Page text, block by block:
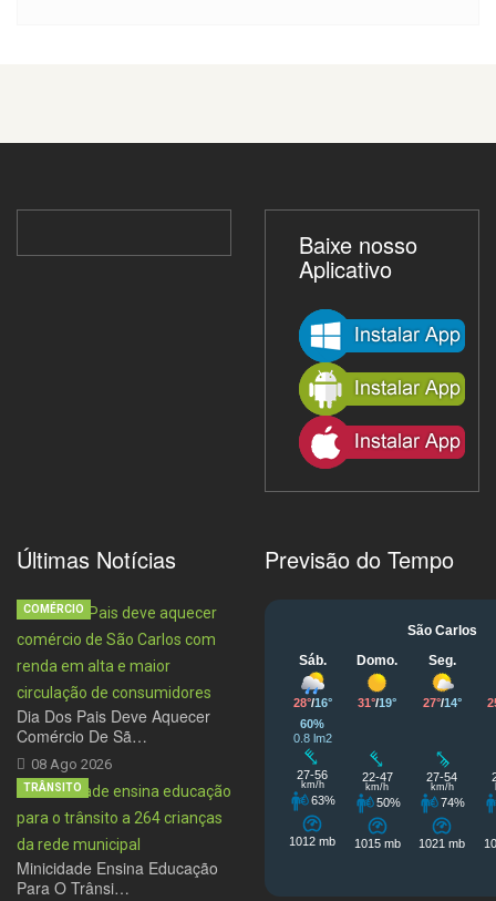
Baixe nosso
Aplicativo
Últimas Notícias
Dia Dos Pais Deve Aquecer
Comércio De Sã…
08 Ago 2026
COMÉRCIO
Minicidade Ensina Educação
Para O Trânsi…
TRÂNSITO
Previsão do Tempo